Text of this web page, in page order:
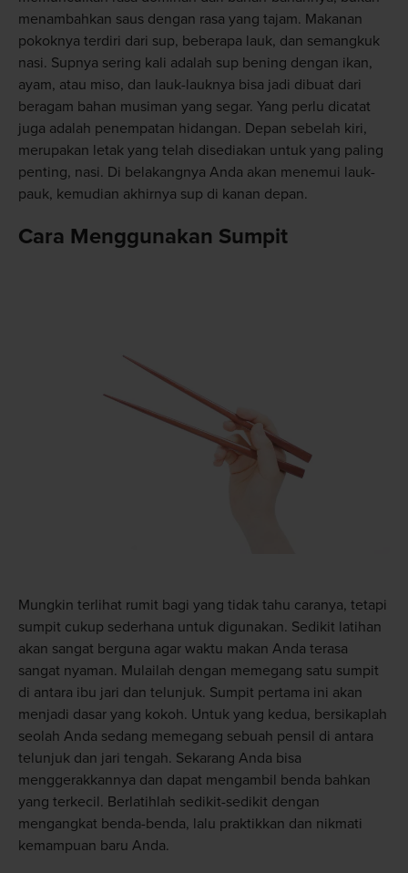
menambahkan saus dengan rasa yang tajam. Makanan
pokoknya terdiri dari sup, beberapa lauk, dan semangkuk
nasi. Supnya sering kali adalah sup bening dengan ikan,
ayam, atau miso, dan lauk-lauknya bisa jadi dibuat dari
beragam bahan musiman yang segar. Yang perlu dicatat
juga adalah penempatan hidangan. Depan sebelah kiri,
merupakan letak yang telah disediakan untuk yang paling
penting, nasi. Di belakangnya Anda akan menemui lauk-
pauk, kemudian akhirnya sup di kanan depan.
Cara Menggunakan Sumpit
Mungkin terlihat rumit bagi yang tidak tahu caranya, tetapi
sumpit cukup sederhana untuk digunakan. Sedikit latihan
akan sangat berguna agar waktu makan Anda terasa
sangat nyaman. Mulailah dengan memegang satu sumpit
di antara ibu jari dan telunjuk. Sumpit pertama ini akan
menjadi dasar yang kokoh. Untuk yang kedua, bersikaplah
seolah Anda sedang memegang sebuah pensil di antara
telunjuk dan jari tengah. Sekarang Anda bisa
menggerakkannya dan dapat mengambil benda bahkan
yang terkecil. Berlatihlah sedikit-sedikit dengan
mengangkat benda-benda, lalu praktikkan dan nikmati
kemampuan baru Anda.